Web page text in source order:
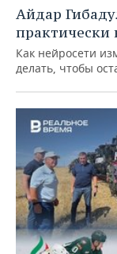
Айдар
практически
Как нейросети
делать, чтобы